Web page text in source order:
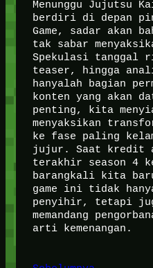
Menunggu Jujutsu
berdiri di depan
Game, sadar akan
tak sabar
Spekulasi tanggal
teaser, hingga
hanyalah bagian
konten yang akan
penting, kita
menyaksikan
ke fase paling
jujur. Saat kredit
terakhir season 4
barangkali kita
game ini tidak
penyihir, tetapi
memandang
arti kemenangan.